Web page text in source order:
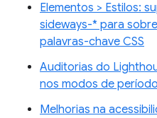
Elementos > Estilos:
sideways-* para
palavras-chave CSS
Auditorias do
nos modos de
Melhorias na